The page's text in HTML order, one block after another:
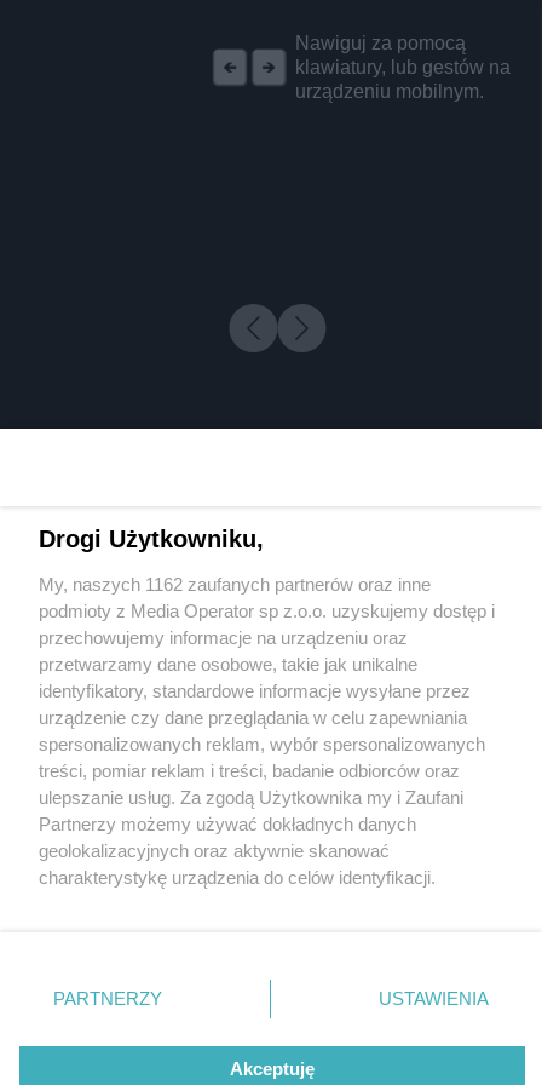
Nawiguj za pomocą
klawiatury, lub gestów na
urządzeniu mobilnym.
1 / 0
Wydawca mediów lokalnych
Nie zapomnij
zapoznać się z:
polityką prywatności
Twojemiasto
Piekary Śląskie
Chorzów
Tarnowskie Góry
Gliwice
Skontakuj sięz nami
Kontakt
Redakcja
Newsletter
Drogi Użytkowniku,
My, naszych 1162 zaufanych partnerów oraz inne
podmioty z Media Operator sp z.o.o. uzyskujemy dostęp i
przechowujemy informacje na urządzeniu oraz
przetwarzamy dane osobowe, takie jak unikalne
identyfikatory, standardowe informacje wysyłane przez
urządzenie czy dane przeglądania w celu zapewniania
spersonalizowanych reklam, wybór spersonalizowanych
treści, pomiar reklam i treści, badanie odbiorców oraz
ulepszanie usług. Za zgodą Użytkownika my i Zaufani
Partnerzy możemy używać dokładnych danych
geolokalizacyjnych oraz aktywnie skanować
charakterystykę urządzenia do celów identyfikacji.
zmienić/wycofać klikając przycisk ustawień prywatności
znajdujący się w lewym dolnym rogu strony
rodzaje przetwarzania danych nie wymagają zgody
użytkownika, ale masz prawo sprzeciwić się takiemu
PARTNERZY USTAWIENIA
Akceptuję